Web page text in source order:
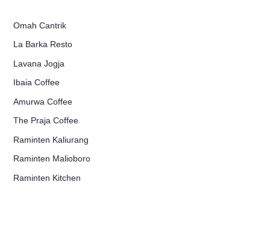
Omah Cantrik
La Barka Resto
Lavana Jogja
Ibaia Coffee
Amurwa Coffee
The Praja Coffee
Raminten Kaliurang
Raminten Malioboro
Raminten Kitchen